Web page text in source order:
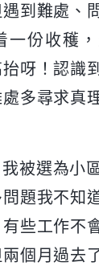
到難處、
一份收穫
呀！認識
多尋求真
被選為小
題我不知
些工作不
個月過去